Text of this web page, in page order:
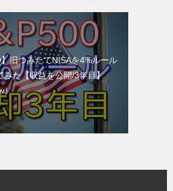
】旧つみたてNISAを4%ルール
みた【収益を公開/3年目】
）